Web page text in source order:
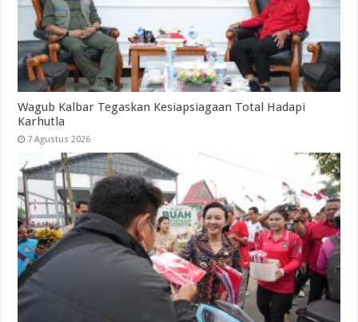
Wagub Kalbar Tegaskan Kesiapsiagaan Total Hadapi
Karhutla
7 Agustus 2026